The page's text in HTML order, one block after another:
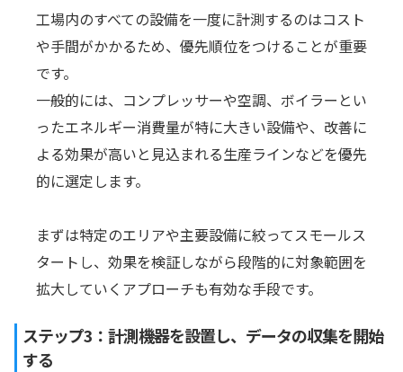
工場内のすべての設備を一度に計測するのはコスト
や手間がかかるため、優先順位をつけることが重要
です。
一般的には、コンプレッサーや空調、ボイラーとい
ったエネルギー消費量が特に大きい設備や、改善に
よる効果が高いと見込まれる生産ラインなどを優先
的に選定します。
まずは特定のエリアや主要設備に絞ってスモールス
タートし、効果を検証しながら段階的に対象範囲を
拡大していくアプローチも有効な手段です。
ステップ3：計測機器を設置し、データの収集を開始
する